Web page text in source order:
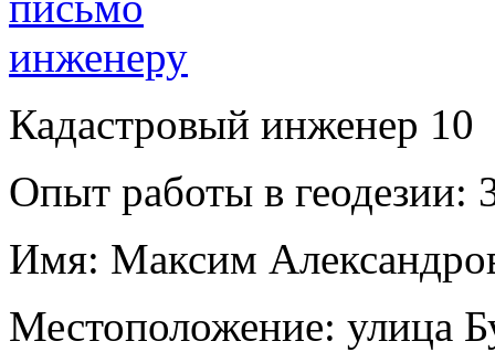
Кадастровый инженер 10
Опыт работы в геодезии:
Имя: Максим
Местоположение: улица